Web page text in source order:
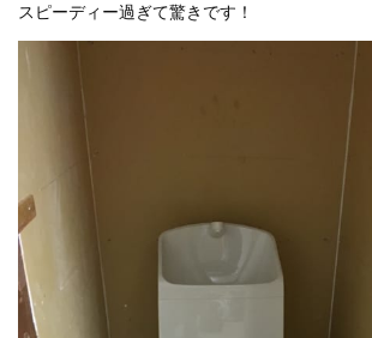
スピーディー過ぎて驚きです！